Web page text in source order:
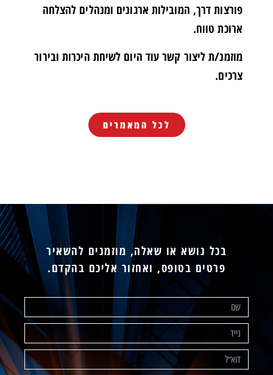
פורצות דרך, המובילות ארגונים ומנהלים להצלחה
ארוכת טווח.
מוזמנ/ת ליצור קשר עוד היום לשיחת היכרות ובירור
צרכים.
לכל המאמרים
בכל נושא או שאלה, מוזמנים להשאיר
פרטים בטופס, ואחזור אליכם בהקדם.